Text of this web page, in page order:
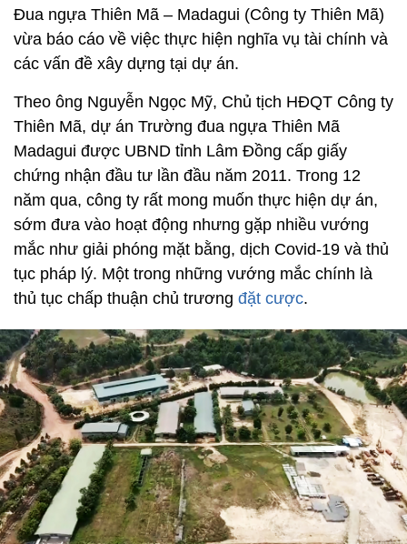
Đua ngựa Thiên Mã – Madagui (Công ty Thiên Mã)
vừa báo cáo về việc thực hiện nghĩa vụ tài chính và
các vấn đề xây dựng tại dự án.
Theo ông Nguyễn Ngọc Mỹ, Chủ tịch HĐQT Công ty
Thiên Mã, dự án Trường đua ngựa Thiên Mã
Madagui được UBND tỉnh Lâm Đồng cấp giấy
chứng nhận đầu tư lần đầu năm 2011. Trong 12
năm qua, công ty rất mong muốn thực hiện dự án,
sớm đưa vào hoạt động nhưng gặp nhiều vướng
mắc như giải phóng mặt bằng, dịch Covid-19 và thủ
tục pháp lý. Một trong những vướng mắc chính là
thủ tục chấp thuận chủ trương đặt cược.